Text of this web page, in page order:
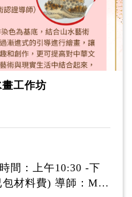
工作坊
間：上午10:30 -下
材料費) 導師：Mis